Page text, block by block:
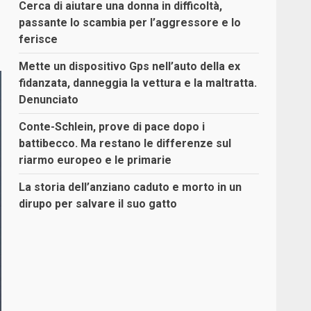
Cerca di aiutare una donna in difficoltà,
passante lo scambia per l’aggressore e lo
ferisce
Mette un dispositivo Gps nell’auto della ex
fidanzata, danneggia la vettura e la maltratta.
Denunciato
Conte-Schlein, prove di pace dopo i
battibecco. Ma restano le differenze sul
riarmo europeo e le primarie
La storia dell’anziano caduto e morto in un
dirupo per salvare il suo gatto